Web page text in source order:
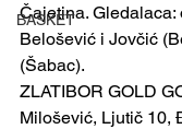
BASKET
Čajetina. Gledalaca:
Belošević i Jovčić
(Šabac).
ZLATIBOR GOLD
Milošević, Ljutič 10,